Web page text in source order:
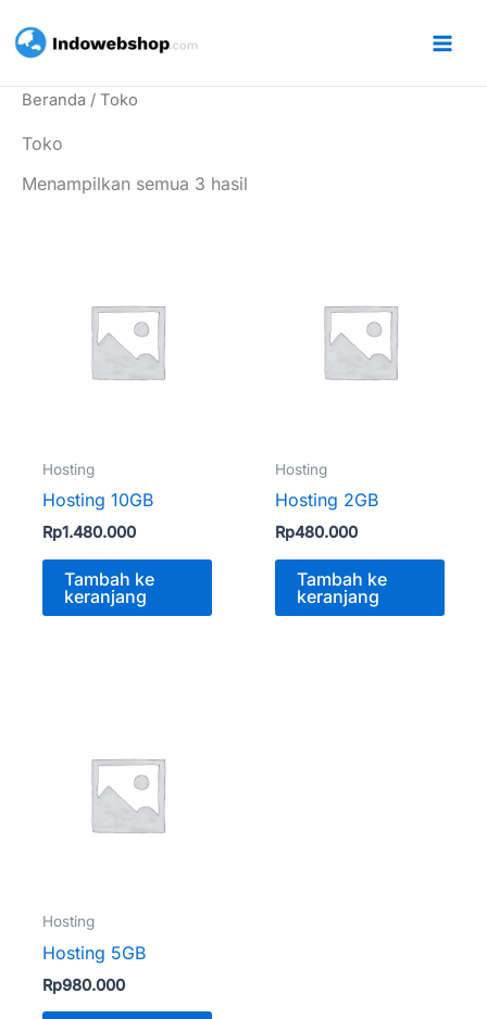
ke
Beranda / Toko
Toko
Menampilkan semua 3 hasil
Hosting
Hosting 10GB
Rp1.480.000
Tambah ke
keranjang
Hosting
Hosting 2GB
Rp480.000
Tambah ke
keranjang
Hosting
Hosting 5GB
Rp980.000